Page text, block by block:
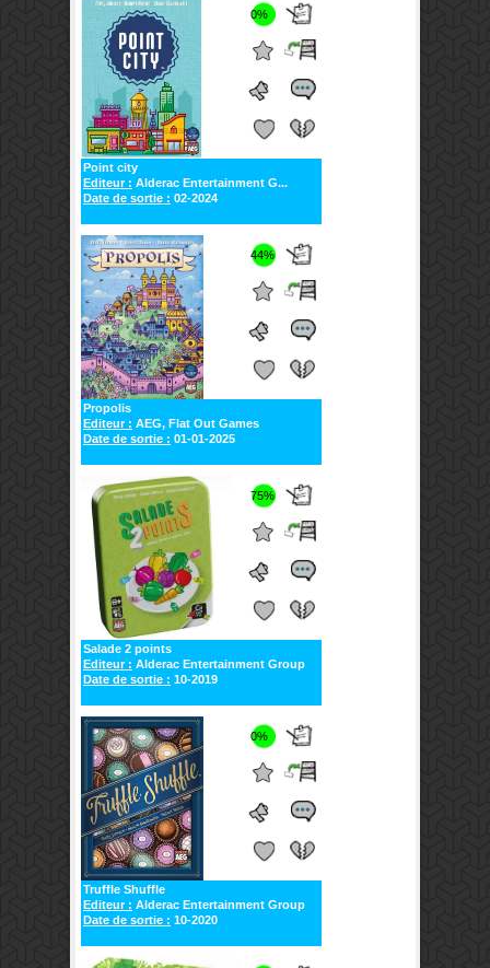
0%
Point city
Editeur : Alderac Entertainment G...
Date de sortie : 02-2024
44%
Propolis
Editeur : AEG, Flat Out Games
Date de sortie : 01-01-2025
75%
Salade 2 points
Editeur : Alderac Entertainment Group
Date de sortie : 10-2019
0%
Truffle Shuffle
Editeur : Alderac Entertainment Group
Date de sortie : 10-2020